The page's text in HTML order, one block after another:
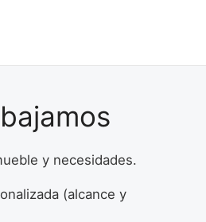
y necesidades.
(alcance y